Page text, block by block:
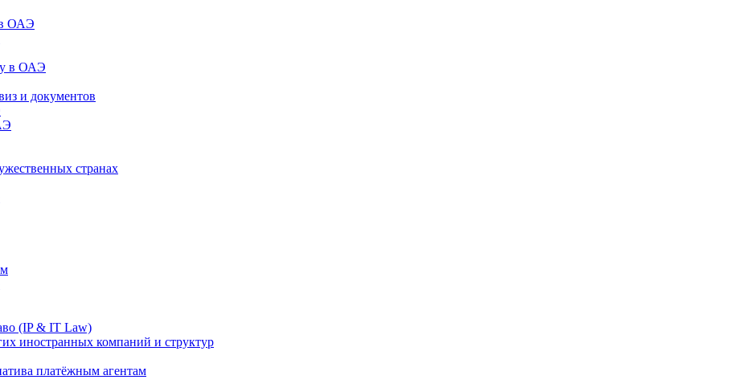
в ОАЭ
в ОАЭ
и документов
странах
(IP & IT Law)
иностранных компаний и структур
платёжным агентам